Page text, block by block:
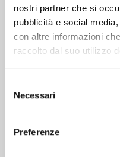
nostri partner che si
pubblicità e social
con altre informazioni
raccolto dal suo utilizzo
delNecessari
Preferenze